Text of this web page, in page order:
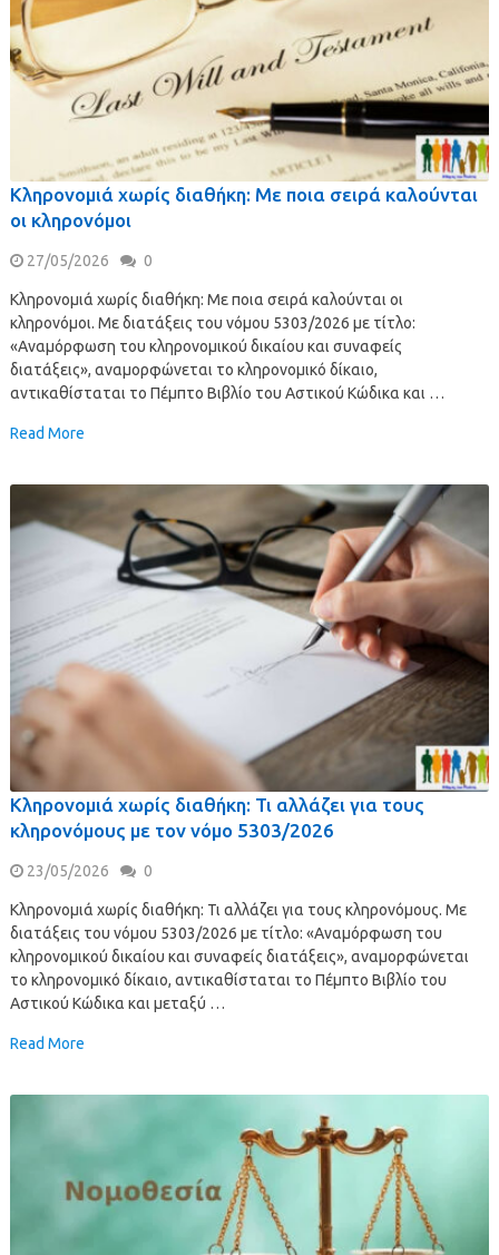
Κληρονομιά χωρίς διαθήκη: Με ποια σειρά καλούνται
οι κληρονόμοι
27/05/2026 0
Κληρονομιά χωρίς διαθήκη: Με ποια σειρά καλούνται οι
κληρονόμοι. Με διατάξεις του νόμου 5303/2026 με τίτλο:
«Αναμόρφωση του κληρονομικού δικαίου και συναφείς
διατάξεις», αναμορφώνεται το κληρονομικό δίκαιο,
αντικαθίσταται το Πέμπτο Βιβλίο του Αστικού Κώδικα και …
Read More
Κληρονομιά χωρίς διαθήκη: Τι αλλάζει για τους
κληρονόμους με τον νόμο 5303/2026
23/05/2026 0
Κληρονομιά χωρίς διαθήκη: Τι αλλάζει για τους κληρονόμους. Με
διατάξεις του νόμου 5303/2026 με τίτλο: «Αναμόρφωση του
κληρονομικού δικαίου και συναφείς διατάξεις», αναμορφώνεται
το κληρονομικό δίκαιο, αντικαθίσταται το Πέμπτο Βιβλίο του
Αστικού Κώδικα και μεταξύ …
Read More